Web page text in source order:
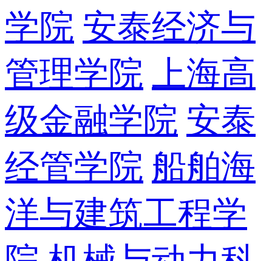
学院 安泰经济与
管理学院 上海高
级金融学院 安泰
经管学院 船舶海
洋与建筑工程学